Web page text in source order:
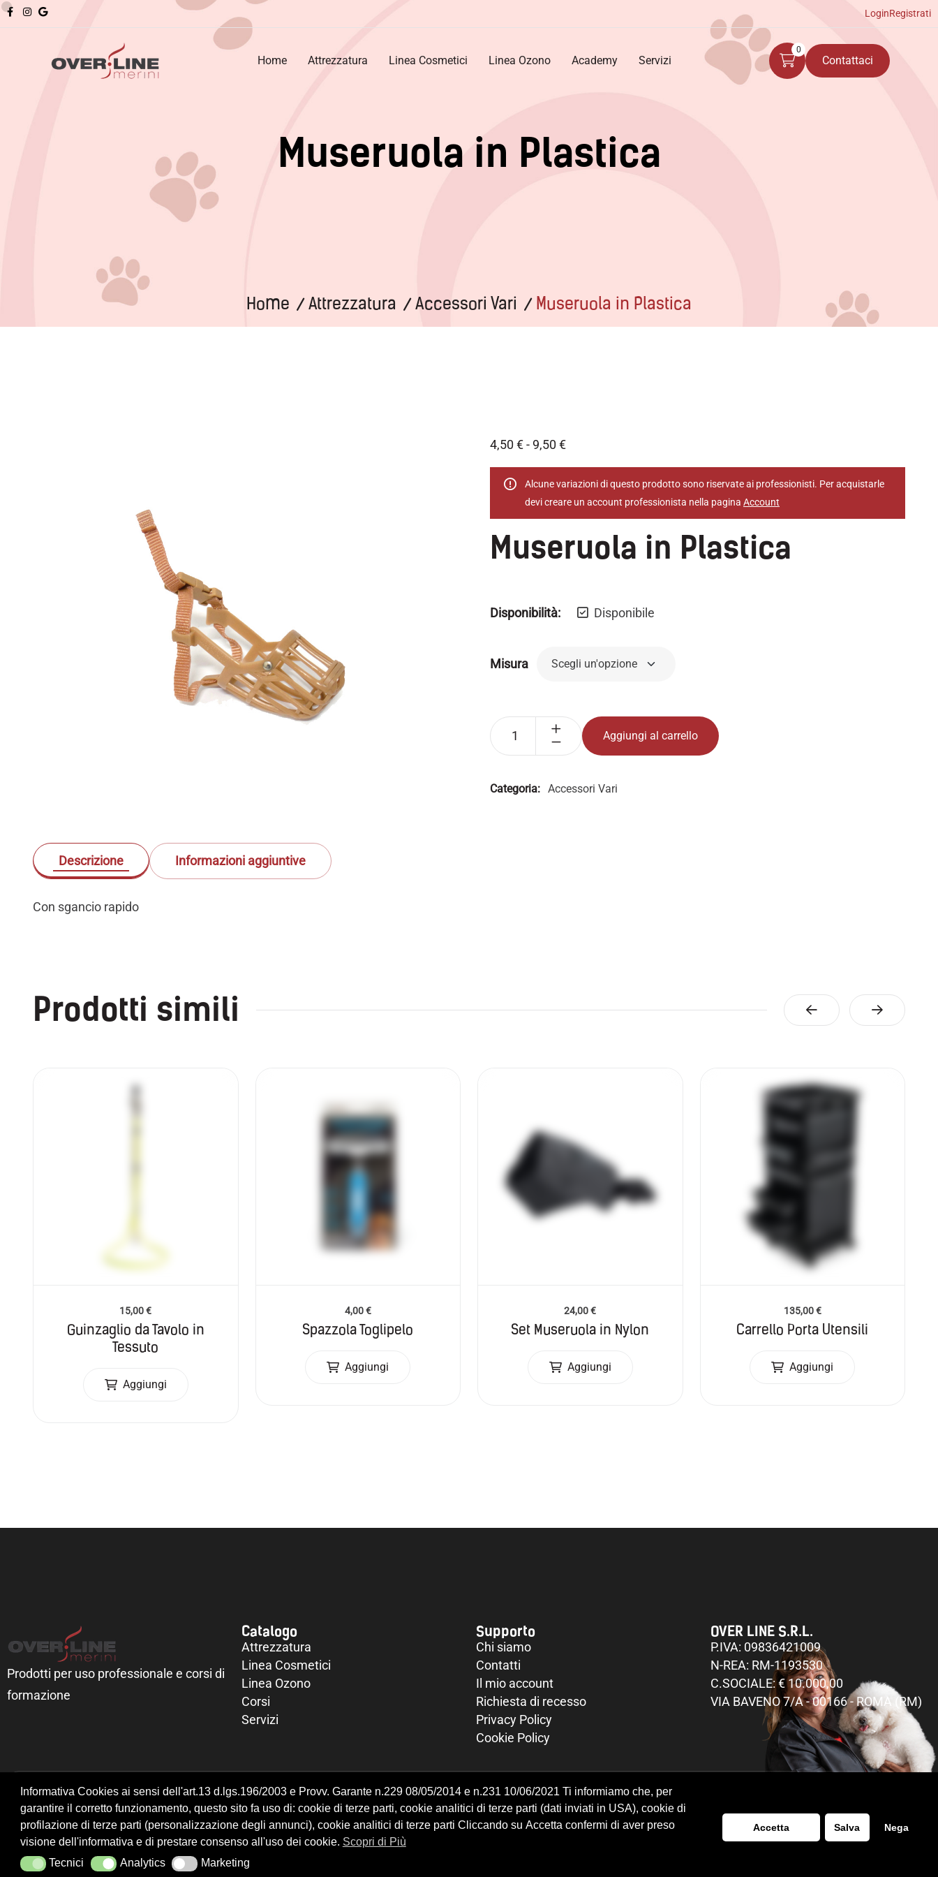
Informativa Cookies ai sensi dell'art.13 d.lgs.196/2003 e Provv. Garante n.229 08/05/2014 e n.231 10/06/2021 Ti informiamo che, per
garantire il corretto funzionamento, questo sito fa uso di: cookie di terze parti, cookie analitici di terze parti (dati inviati in USA), cookie di
profilazione di terze parti (personalizzazione degli annunci), cookie analitici di terze parti Cliccando su Accetta confermi di aver preso
visione dell'informativa e di prestare consenso all'uso dei cookie. Scopri di Più
TecniciTecnici AnalyticsAnalytics MarketingMarketing
Accetta Salva Nega
LoginRegistrati
Home Attrezzatura Linea Cosmetici Linea Ozono Academy Servizi
0
Contattaci
Museruola in Plastica
Home Attrezzatura Accessori Vari Museruola in Plastica
4,50 €- 9,50 €
Alcune variazioni di questo prodotto sono riservate ai professionisti. Per acquistarle
devi creare un account professionista nella pagina Account
Museruola in Plastica
Disponibilità: Disponibile
Misura
Aggiungi al carrello
Categoria: Accessori Vari
Descrizione Informazioni aggiuntive
Con sgancio rapido
Prodotti simili
15,00€
Guinzaglio da Tavolo in
Tessuto
Aggiungi
4,00€
Spazzola Toglipelo
Aggiungi
24,00€
Set Museruola in Nylon
Aggiungi
135,00€
Carrello Porta Utensili
Aggiungi
Prodotti per uso professionale e corsi di
formazione
Catalogo
Attrezzatura
Linea Cosmetici
Linea Ozono
Corsi
Servizi
Supporto
Chi siamo
Contatti
Il mio account
Richiesta di recesso
Privacy Policy
Cookie Policy
OVER LINE S.R.L.
P.IVA: 09836421009
N-REA: RM-1193530
C.SOCIALE: € 10.000,00
VIA BAVENO 7/A - 00166 - ROMA (RM)
Realizzazione siti webITALA| Design bySlogan Studio